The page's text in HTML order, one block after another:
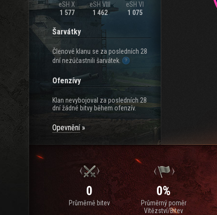
eSH X
1 577
eSH VIII
1 462
eSH VI
1 075
Šarvátky
Členové klanu se za posledních 28
dní nezúčastnili šarvátek.
Ofenzívy
Klan nevybojoval za posledních 28
dní žádné bitvy během ofenzív.
Opevnění
0
Průměrně bitev
0%
Průměrný poměr
Vítězství/Bitev